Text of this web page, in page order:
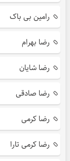
رامین بی باک
رضا بهرام
رضا شایان
رضا صادقی
رضا کرمی
رضا کرمی تارا